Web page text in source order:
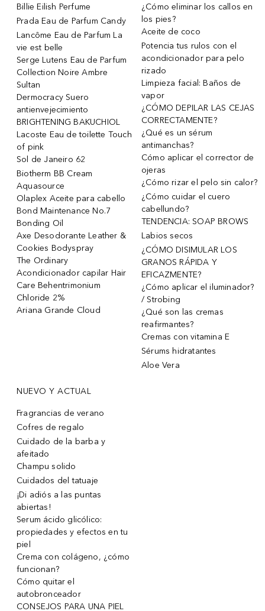
Billie Eilish Perfume
Prada Eau de Parfum Candy
Lancôme Eau de Parfum La
vie est belle
Serge Lutens Eau de Parfum
Collection Noire Ambre
Sultan
Dermocracy Suero
antienvejecimiento
BRIGHTENING BAKUCHIOL
Lacoste Eau de toilette Touch
of pink
Sol de Janeiro 62
Biotherm BB Cream
Aquasource
Olaplex Aceite para cabello
Bond Maintenance No.7
Bonding Oil
Axe Desodorante Leather &
Cookies Bodyspray
The Ordinary
Acondicionador capilar Hair
Care Behentrimonium
Chloride 2%
Ariana Grande Cloud
¿Cómo eliminar los callos en
los pies?
Aceite de coco
Potencia tus rulos con el
acondicionador para pelo
rizado
Limpieza facial: Baños de
vapor
¿CÓMO DEPILAR LAS CEJAS
CORRECTAMENTE?
¿Qué es un sérum
antimanchas?
Cómo aplicar el corrector de
ojeras
¿Cómo rizar el pelo sin calor?
¿Cómo cuidar el cuero
cabellundo?
TENDENCIA: SOAP BROWS
Labios secos
¿CÓMO DISIMULAR LOS
GRANOS RÁPIDA Y
EFICAZMENTE?
¿Cómo aplicar el iluminador?
/ Strobing
¿Qué son las cremas
reafirmantes?
Cremas con vitamina E
Sérums hidratantes
Aloe Vera
NUEVO Y ACTUAL
Fragrancias de verano
Cofres de regalo
Cuidado de la barba y
afeitado
Champu solido
Cuidados del tatuaje
¡Di adiós a las puntas
abiertas!
Serum ácido glicólico:
propiedades y efectos en tu
piel
Crema con colágeno, ¿cómo
funcionan?
Cómo quitar el
autobronceador
CONSEJOS PARA UNA PIEL